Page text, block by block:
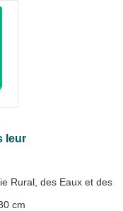
leur
Rural, des Eaux et des
cm